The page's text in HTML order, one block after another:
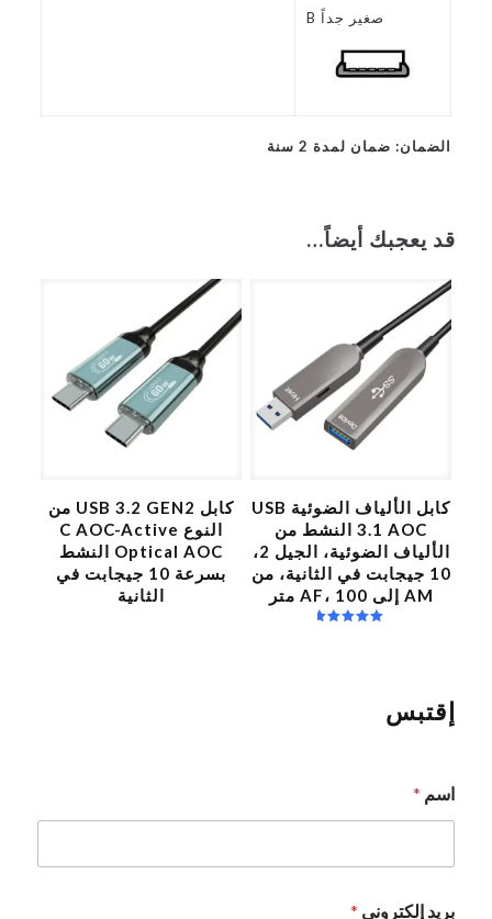
صغير جداً B
الضمان: ضمان لمدة 2 سنة
قد يعجبك أيضاً…
كابل الألياف الضوئية USB
3.1 AOC النشط من
الألياف الضوئية، الجيل 2،
10 جيجابت في الثانية، من
AM إلى AF، 100 متر
كابل USB 3.2 GEN2 من
النوع C AOC-Active
Optical AOC النشط
بسرعة 10 جيجابت في
الثانية
إقتبس
اسم *
س
بريد إلكتروني *